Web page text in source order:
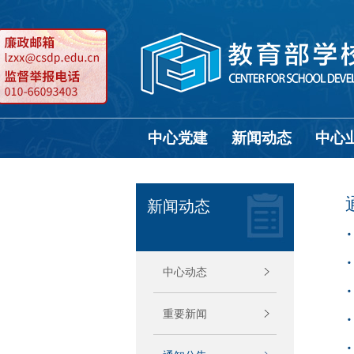
中心党建 新闻动态 中心
新闻动态
中心动态
重要新闻